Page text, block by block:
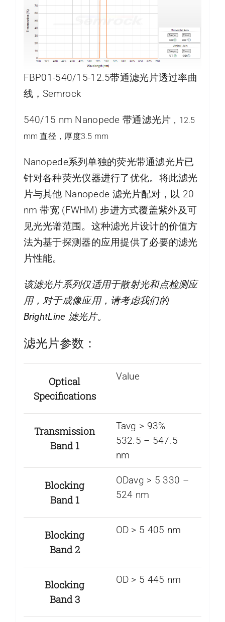
FBP01-540/15-12.5带通滤光片透过率曲
线，Semrock
540/15 nm Nanopede 带通滤光片 ，12.5
mm 直径，厚度3.5 mm
Nanopede系列单独的荧光带通滤光片已
针对各种荧光仪器进行了优化。将此滤光
片与其他 Nanopede 滤光片配对，以 20
nm 带宽 (FWHM) 步进方式覆盖紫外及可
见光光谱范围。这种滤光片设计的价值方
法为基于探测器的应用提供了必要的滤光
片性能。
该滤光片系列仅适用于散射光和点检测应
用，对于成像应用，请考虑我们的
BrightLine 滤光片。
滤光片参数：
Optical
Specifications
Value
Transmission
Band 1
Tavg > 93%
532.5 – 547.5
nm
Blocking
Band 1
ODavg > 5 330 –
524 nm
Blocking
Band 2
OD > 5 405 nm
Blocking
Band 3
OD > 5 445 nm